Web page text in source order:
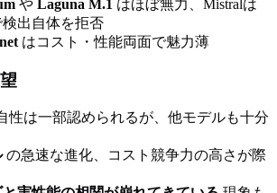
や Laguna M.1 はほぼ無力、Mistralは
出自体を拒否
はコスト・性能両面で魅力薄
性は一部認められるが、他モデルも十分
の急速な進化、コスト競争力の高さが際